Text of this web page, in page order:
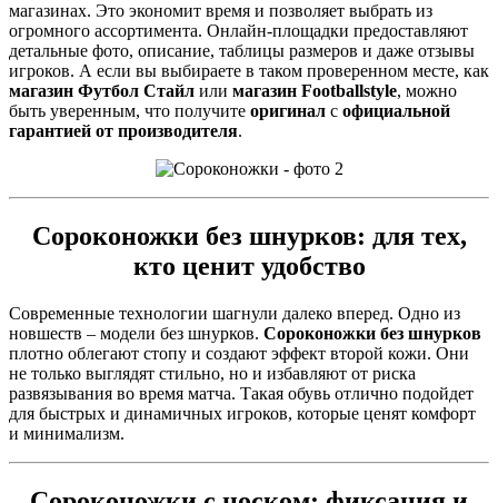
магазинах. Это экономит время и позволяет выбрать из
огромного ассортимента. Онлайн-площадки предоставляют
детальные фото, описание, таблицы размеров и даже отзывы
игроков. А если вы выбираете в таком проверенном месте, как
магазин Футбол Стайл или магазин Footballstyle, можно
быть уверенным, что получите оригинал с официальной
гарантией от производителя.
Сороконожки без шнурков: для тех,
кто ценит удобство
Современные технологии шагнули далеко вперед. Одно из
новшеств – модели без шнурков. Сороконожки без шнурков
плотно облегают стопу и создают эффект второй кожи. Они
не только выглядят стильно, но и избавляют от риска
развязывания во время матча. Такая обувь отлично подойдет
для быстрых и динамичных игроков, которые ценят комфорт
и минимализм.